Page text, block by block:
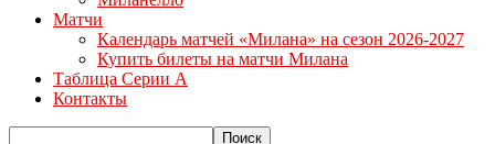
Матчи
Календарь матчей «Милана» на сезон 2026-2027
Купить билеты на матчи Милана
Таблица Серии А
Контакты